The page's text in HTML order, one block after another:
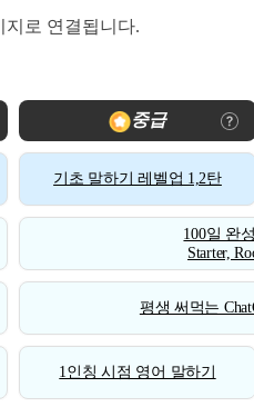
지로 연결됩니다.
중급
기초 말하기 레벨업 1,2탄
100일 완
Starter,
평생 써먹는
1인칭 시점 영어 말하기